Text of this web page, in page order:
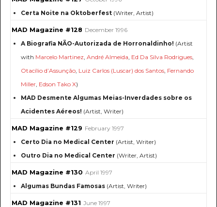
Certa Noite na Oktoberfest (Writer, Artist)
MAD Magazine #128 December 1996
A Biografia NÃO-Autorizada de Horronaldinho! (Artist
with Marcelo Martinez, André Almeida, Ed Da Silva Rodrigues,
Otacílio d’Assunção, Luiz Carlos (Luscar) dos Santos, Fernando
Miller, Edson Tako X)
MAD Desmente Algumas Meias-Inverdades sobre os
Acidentes Aéreos! (Artist, Writer)
MAD Magazine #129 February 1997
Certo Dia no Medical Center (Artist, Writer)
Outro Dia no Medical Center (Writer, Artist)
MAD Magazine #130 April 1997
Algumas Bundas Famosas (Artist, Writer)
MAD Magazine #131 June 1997